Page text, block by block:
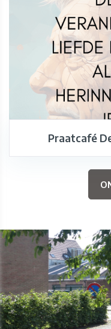
Praatcafé